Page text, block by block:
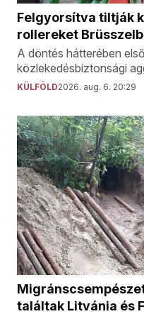
Felgyorsítva tiltják
rollereket
A döntés hátterében
közlekedésbiztonsági
KÜLFÖLD2026. aug. 6. 20:29
találtak Litvánia és